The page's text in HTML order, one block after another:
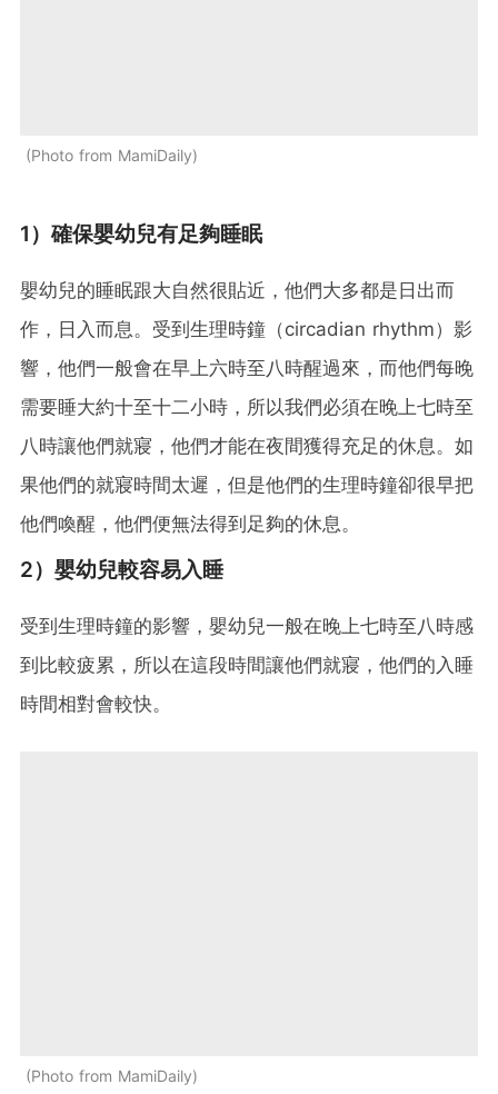
Photo from MamiDaily
1）確保嬰幼兒有足夠睡眠
嬰幼兒的睡眠跟大自然很貼近，他們大多都是日出而
作，日入而息。受到生理時鐘（circadian rhythm）影
響，他們一般會在早上六時至八時醒過來，而他們每晚
需要睡大約十至十二小時，所以我們必須在晚上七時至
八時讓他們就寢，他們才能在夜間獲得充足的休息。如
果他們的就寢時間太遲，但是他們的生理時鐘卻很早把
他們喚醒，他們便無法得到足夠的休息。
2）嬰幼兒較容易入睡
受到生理時鐘的影響，嬰幼兒一般在晚上七時至八時感
到比較疲累，所以在這段時間讓他們就寢，他們的入睡
時間相對會較快。
Photo from MamiDaily